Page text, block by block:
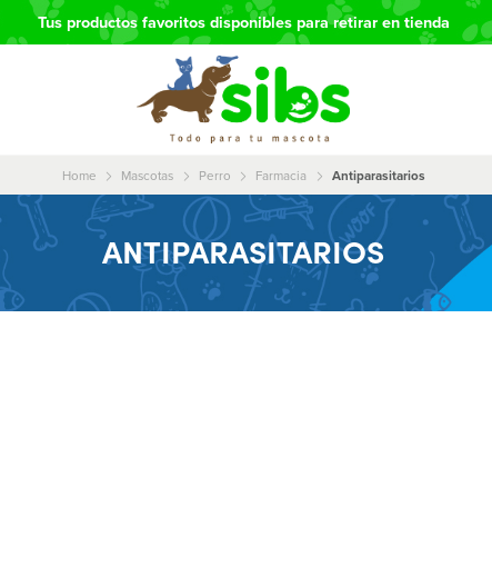
Tus productos favoritos disponibles para retirar en tienda
Home Mascotas Perro Farmacia Antiparasitarios
ANTIPARASITARIOS